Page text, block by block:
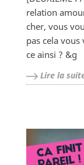
relation
cher, vous
pas cela
ce ainsi ? &g
Lire la